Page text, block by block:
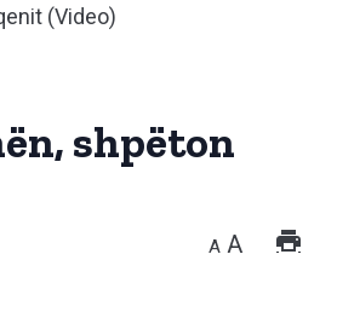
shpëton
A A